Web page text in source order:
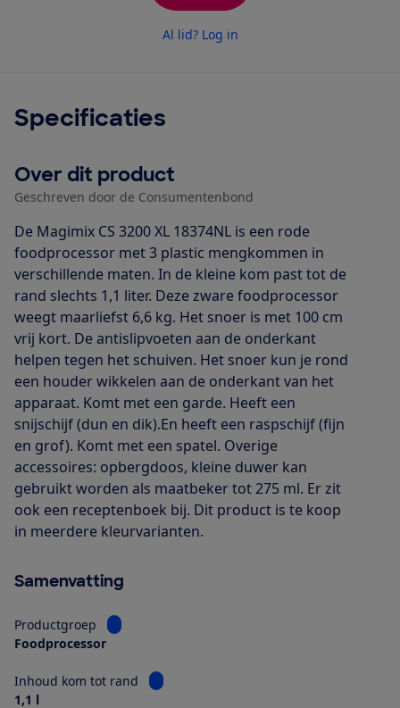
Al lid? Log in
Specificaties
Over dit product
Geschreven door de Consumentenbond
De Magimix CS 3200 XL 18374NL is een rode
foodprocessor met 3 plastic mengkommen in
verschillende maten. In de kleine kom past tot de
rand slechts 1,1 liter. Deze zware foodprocessor
weegt maarliefst 6,6 kg. Het snoer is met 100 cm
vrij kort. De antislipvoeten aan de onderkant
helpen tegen het schuiven. Het snoer kun je rond
een houder wikkelen aan de onderkant van het
apparaat. Komt met een garde. Heeft een
snijschijf (dun en dik).En heeft een raspschijf (fijn
en grof). Komt met een spatel. Overige
accessoires: opbergdoos, kleine duwer kan
gebruikt worden als maatbeker tot 275 ml. Er zit
ook een receptenboek bij. Dit product is te koop
in meerdere kleurvarianten.
Samenvatting
Productgroep
Bekijk informatie voor Productgroep
Foodprocessor
Inhoud kom tot rand
Bekijk informatie voor Inhoud kom tot
1,1 l